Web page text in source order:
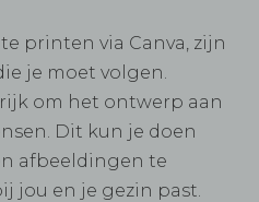
printen via Canva, zijn
je moet volgen.
om het ontwerp aan
Dit kun je doen
afbeeldingen te
jou en je gezin past.